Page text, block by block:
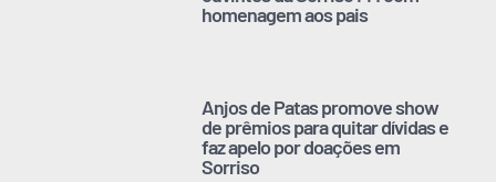
homenagem aos pais
Anjos de Patas promove show
de prêmios para quitar dívidas e
faz apelo por doações em
Sorriso